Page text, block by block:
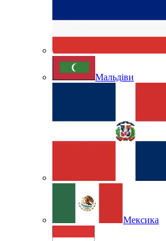
Мальдіви
Мексика